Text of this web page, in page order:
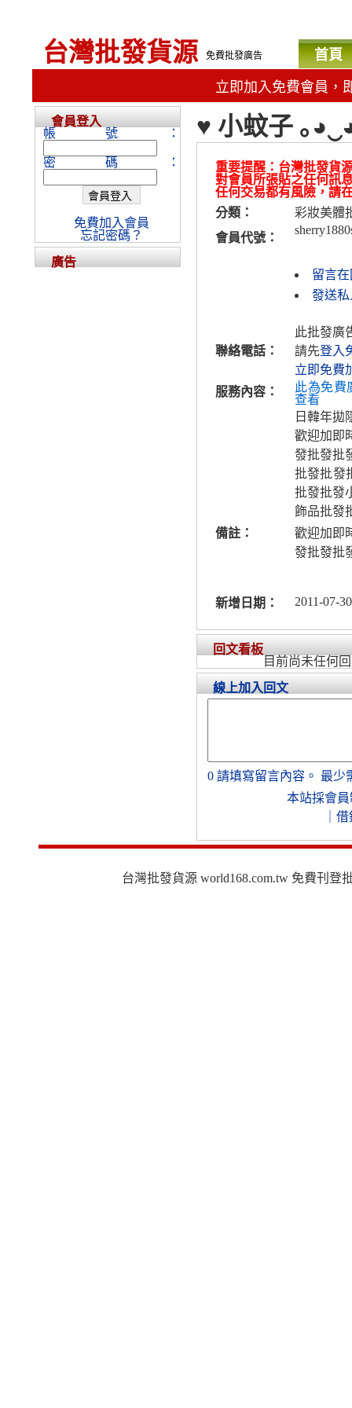
台灣批發貨源 免費批發廣告 首頁
立即加入免費會員，
♥ 小蚊子 ｡
重要提醒：台灣批發貨
對會員所張貼之任何訊
任何交易都有風險，請
分類：
彩妝美體
會員代號：
留言
發送私
聯絡電話：
此批發廣
請先登入
立即免費
服務內容：
此為免費
查看
日韓年拋
歡迎加即
發批發批
批發批發
批發批發
飾品批發
備註：
歡迎加即
發批發批
新增日期： 2011-07-
回文看板
目前尚未任何
線上加入回文
0 請填寫留言內容。 最少
本站採會員
借
會員登入
帳號：
密碼：
免費加入會員
忘記密碼？
廣告
台灣批發貨源 world168.com.tw 免費刊登